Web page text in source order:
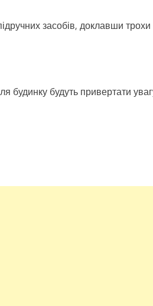
засобів, доклавши трохи
будинку будуть привертати